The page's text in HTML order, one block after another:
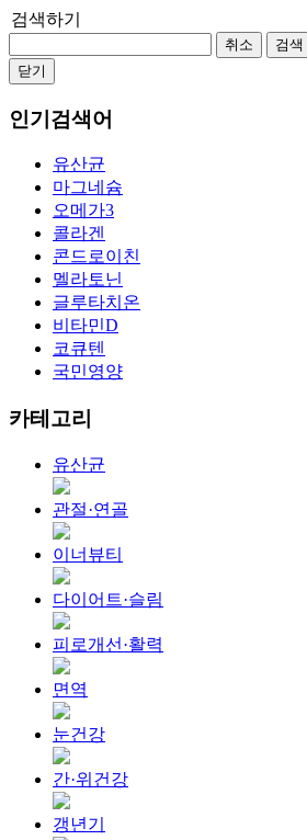
검색하기
취소
검색
닫기
인기검색어
유산균
마그네슘
오메가3
콜라겐
콘드로이친
멜라토닌
글루타치온
비타민D
코큐텐
국민영양
카테고리
유산균
관절·연골
이너뷰티
다이어트·슬림
피로개선·활력
면역
눈건강
간·위건강
갱년기